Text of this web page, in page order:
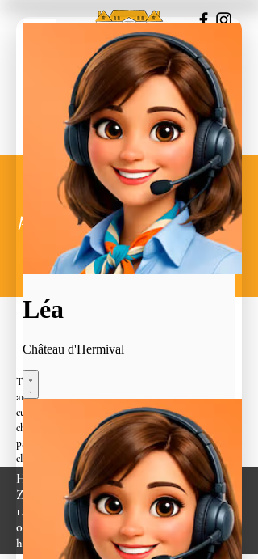
Discover on this page a selection
of privileged service providers for
the organization of your event!
Discover on this page a
selection of privileged service
providers for the organization
of your event!
Retour à la liste des prestataires
Traiteur d’excellence en Normandie depuis 40
ans.Amoureux des saveurs et gourmand des plaisirs
culinaires, Honfleur Traiteur, sous la baguette de son
chef et grâce à une équipe d’hommes et de femmes
passionnés par leur métier font de la satisfaction de leurs
clients une priorité absolue.
Honfleur Traiteur
ZA du Plateau
14600 Honfleur
02 31 14 59 70
https://www.honfleurtraiteur.com/